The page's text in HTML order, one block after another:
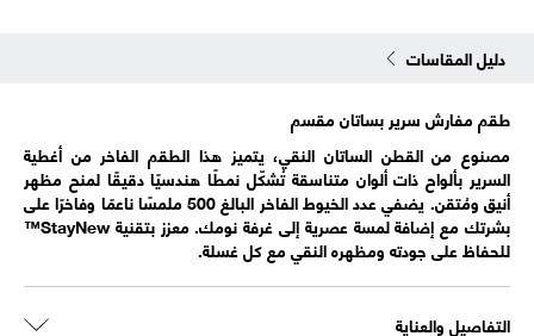
دليل المقاسات
طقم مفارش سرير بساتان مقسم
مصنوع من القطن الساتان النقي، يتميز هذا الطقم الفاخر من أغطية
السرير بألواح ذات ألوان متناسقة تُشكّل نمطًا هندسيًا دقيقًا لمنح مظهر
أنيق ومُتقن. يضفي عدد الخيوط الفاخر البالغ 500 ملمسًا ناعمًا وفاخرًا على
بشرتك مع إضافة لمسة عصرية إلى غرفة نومك. معزز بتقنية StayNew™
للحفاظ على جودته ومظهره النقي مع كل غسلة.
التفاصيل والعناية